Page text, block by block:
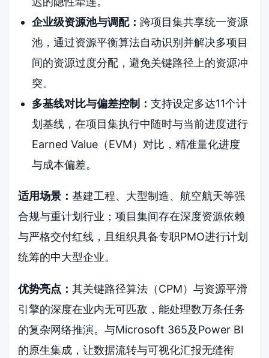
企业级资源池与调配： 跨项目集共享统一资源
池，通过资源平衡算法自动识别并解决多项目
间的资源过度分配，避免关键路径上的资源冲
突。
多基线对比与偏差控制： 支持设定多达11个计
划基线，在项目集执行中随时与当前进度进行
Earned Value（EVM）对比，精准量化进度
与成本偏差。
适用场景：基建工程、大型制造、航空航天等强
合规与重计划行业；项目集间存在深度资源依赖
与严格交付红线，且组织具备专职PMO进行计划
统筹的中大型企业。
优势亮点：其关键路径算法（CPM）与资源平滑
引擎的深度在业内无可匹敌，能处理数万条任务
的复杂网络推演。与Microsoft 365及Power BI
的原生集成，让数据流转与可视化汇报无缝衔